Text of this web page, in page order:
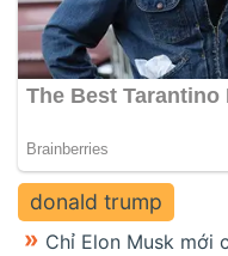
donald trump
Chỉ Elon Musk mới